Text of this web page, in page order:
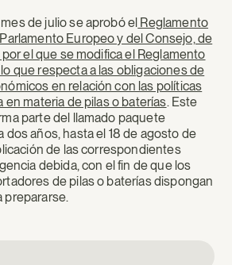
de julio se aprobó el Reglamento
Europeo y del Consejo, de
el que se modifica el Reglamento
que respecta a las obligaciones de
en relación con las políticas
en materia de pilas o baterías. Este
parte del llamado paquete
dos años, hasta el 18 de agosto de
de las correspondientes
debida, con el fin de que los
de pilas o baterías dispongan
prepararse.